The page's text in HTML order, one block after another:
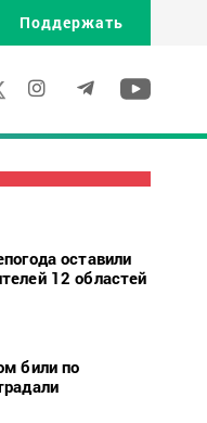
Поддержать
оставили
12 областей
били по